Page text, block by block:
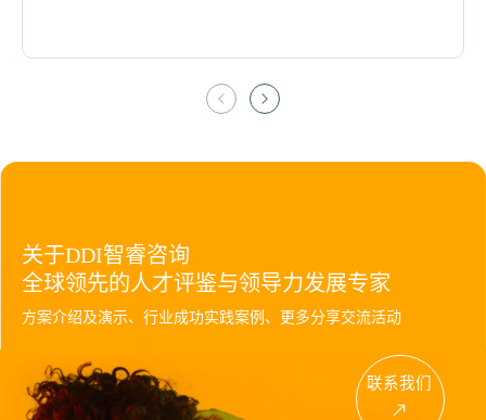
关于DDI智睿咨询
全球领先的人才评鉴与领导力发展专家
方案介绍及演示、行业成功实践案例、更多分享交流活动
联系我们